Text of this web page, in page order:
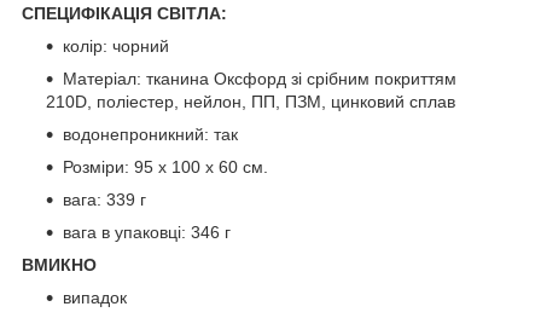
СПЕЦИФІКАЦІЯ СВІТЛА:
колір: чорний
Матеріал: тканина Оксфорд зі срібним покриттям
210D, поліестер, нейлон, ПП, ПЗМ, цинковий сплав
водонепроникний: так
Розміри: 95 x 100 x 60 см.
вага: 339 г
вага в упаковці: 346 г
ВМИКНО
випадок